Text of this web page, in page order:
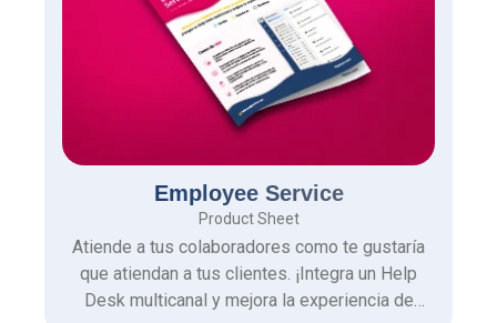
Employee Service
Product Sheet
Atiende a tus colaboradores como te gustaría
que atiendan a tus clientes. ¡Integra un Help
Desk multicanal y mejora la experiencia de